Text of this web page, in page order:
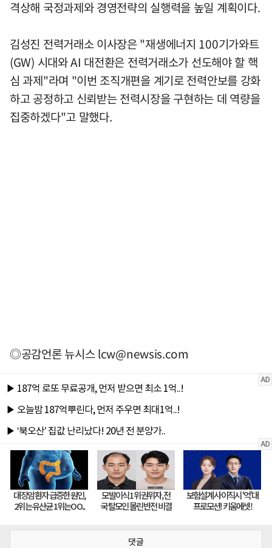
격상해 국정과제와 경영전략의 실행력을 높일 계획이다.
김성진 전력거래소 이사장은 "재생에너지 100기가와트
(GW) 시대와 AI 대전환은 전력거래소가 선도해야 할 핵
심 과제"라며 "이번 조직개편을 계기로 전력안보를 강화
하고 공정하고 신뢰받는 전력시장을 구현하는 데 역량을
집중하겠다"고 말했다.
◎공감언론 뉴시스lcw@newsis.com
댓글